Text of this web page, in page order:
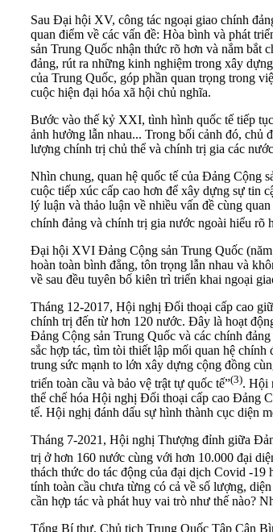
Sau Đại hội XV, công tác ngoại giao chính
quan điểm về các vấn đề: Hòa bình và phát
sản Trung Quốc nhận thức rõ hơn và nắm bắt
đảng, rút ra những kinh nghiệm trong xây
của Trung Quốc, góp phần quan trọng trong
cuộc hiện đại hóa xã hội chủ nghĩa.
Bước vào thế kỷ XXI, tình hình quốc tế tiếp
ảnh hưởng lẫn nhau... Trong bối cảnh đó, chủ
lượng chính trị chủ thể và chính trị gia các
Nhìn chung, quan hệ quốc tế của Đảng Cộng
cuộc tiếp xúc cấp cao hơn để xây dựng sự tin
lý luận và thảo luận về nhiều vấn đề cùng quan
chính đảng và chính trị gia nước ngoài hiểu
Đại hội XVI Đảng Cộng sản Trung Quốc (năm
hoàn toàn bình đẳng, tôn trọng lẫn nhau và
về sau đều tuyên bố kiên trì triển khai ngoại
Tháng 12-2017, Hội nghị Đối thoại cấp cao
chính trị đến từ hơn 120 nước. Đây là hoạt
Đảng Cộng sản Trung Quốc và các chính
sắc hợp tác, tìm tòi thiết lập mối quan hệ
trung sức mạnh to lớn xây dựng cộng đồng
triển toàn cầu và bảo vệ trật tự quốc tế”(3). Hội
thể chế hóa Hội nghị Đối thoại cấp cao Đảng
tế. Hội nghị đánh dấu sự hình thành cục diện
Tháng 7-2021, Hội nghị Thượng đỉnh giữa
trị ở hơn 160 nước cùng với hơn 10.000 đại
thách thức do tác động của đại dịch Covid -19
tính toàn cầu chưa từng có cả về số lượng,
cần hợp tác và phát huy vai trò như thế nào?
Tổng Bí thư, Chủ tịch Trung Quốc Tập Cận